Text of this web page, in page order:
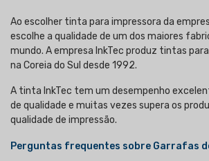
Ao escolher tinta para impressora da
escolhe a qualidade de um dos maiores
mundo. A empresa InkTec produz tintas
na Coreia do Sul desde 1992.
A tinta InkTec tem um desempenho
de qualidade e muitas vezes supera os
qualidade de impressão.
Perguntas frequentes sobre Garrafas